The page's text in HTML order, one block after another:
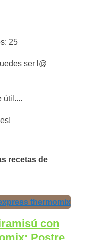
25
ser l@
útil....
recetas de
con